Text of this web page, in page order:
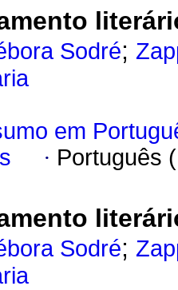
Sodré;
em
· Português
Sodré;